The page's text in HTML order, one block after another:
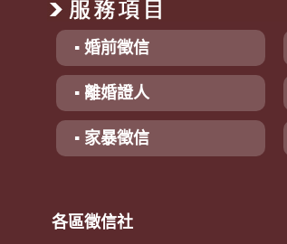
▪ 婚前徵信
▪ 離婚證人
▪ 家暴徵信
各區徵信社